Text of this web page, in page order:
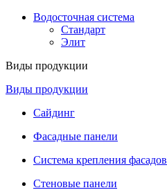
Водосточная система
Стандарт
Элит
Виды продукции
Виды продукции
Сайдинг
Фасадные панели
Система крепления фасадов
Стеновые панели